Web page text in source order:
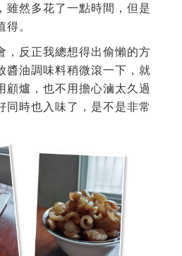
雖然多花了一點時間，但是
得。
，反正我總想得出偷懶的方
醬油調味料稍微滾一下，就
顧爐，也不用擔心滷太久過
同時也入味了，是不是非常